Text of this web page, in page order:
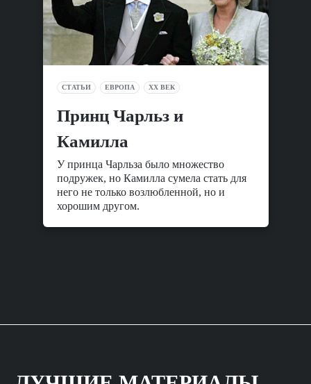
СТАТЬИ ЕВРОПА XX ВЕК
Принц Чарльз и
Камилла
У принца Чарльза было множество
подружек, но Камилла сумела стать для
него не только возлюбленной, но и
хорошим другом.